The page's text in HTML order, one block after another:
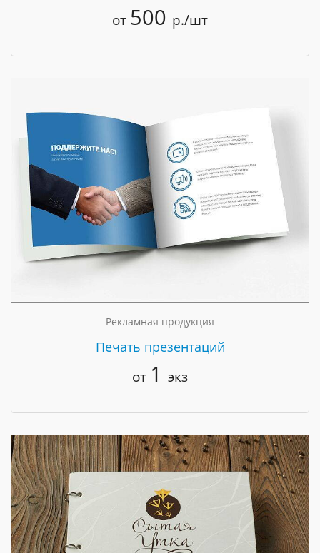
от 500 р./шт
Рекламная продукция
Печать презентаций
от 1 экз